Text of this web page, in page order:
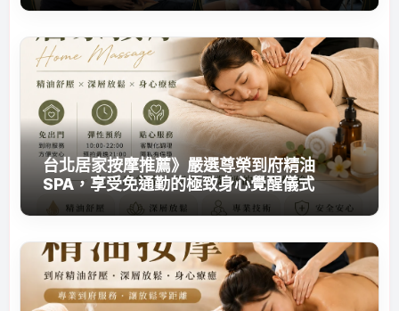
台北居家按摩推薦》嚴選尊榮到府精油
SPA，享受免通勤的極致身心覺醒儀式